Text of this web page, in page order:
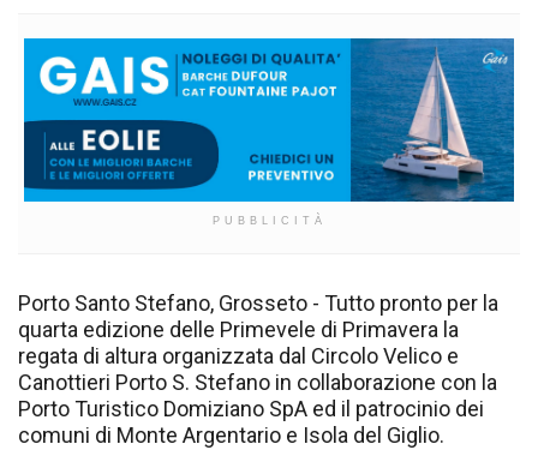
PUBBLICITÀ
Porto Santo Stefano, Grosseto - Tutto pronto per la
quarta edizione delle Primevele di Primavera la
regata di altura organizzata dal Circolo Velico e
Canottieri Porto S. Stefano in collaborazione con la
Porto Turistico Domiziano SpA ed il patrocinio dei
comuni di Monte Argentario e Isola del Giglio.